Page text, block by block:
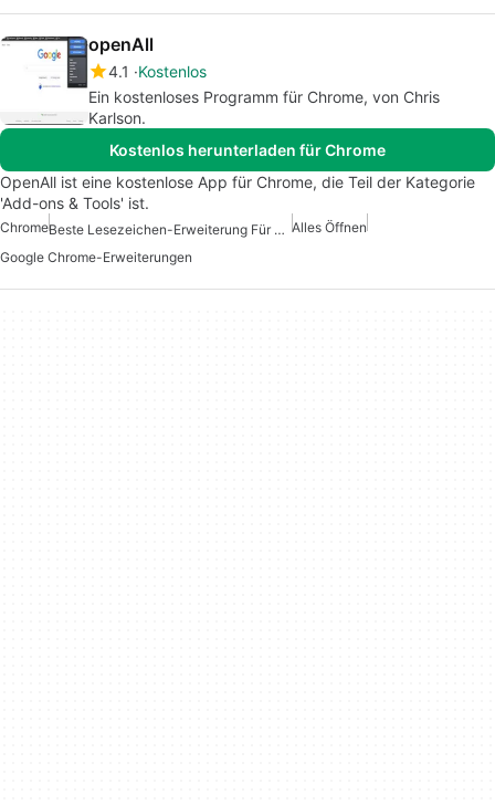
openAll
4.1
Kostenlos
Ein kostenloses Programm für Chrome, von Chris
Karlson.
Kostenlos herunterladen für Chrome
OpenAll ist eine kostenlose App für Chrome, die Teil der Kategorie
'Add-ons & Tools' ist.
Chrome Beste Lesezeichen-Erweiterung Für Chrome Alles Öffnen
Google Chrome-Erweiterungen